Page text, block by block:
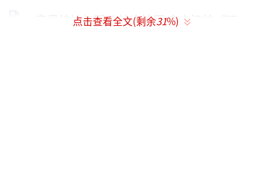
点击查看全文(剩余31%)